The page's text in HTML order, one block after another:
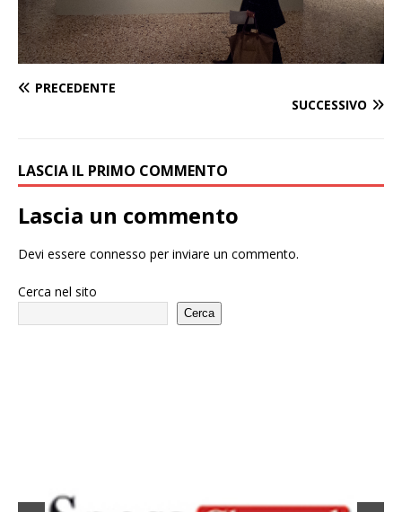
PRECEDENTE
SUCCESSIVO
LASCIA IL PRIMO COMMENTO
Lascia un commento
Devi essere connesso per inviare un commento.
Cerca nel sito
Cerca